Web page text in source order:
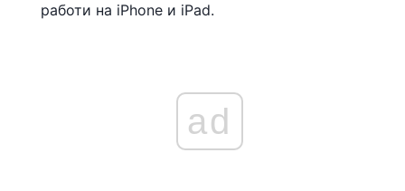
работи на iPhone и iPad.
ad